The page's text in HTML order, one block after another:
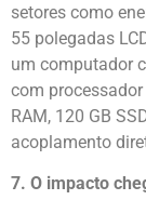
setores como
55 polegadas
um computador
com processador
RAM, 120 GB
acoplamento
7. O impacto